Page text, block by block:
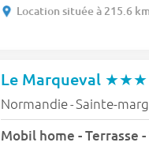
Location située à 215.6
Le Marqueval ★★★
Normandie-Sainte-
Mobil home - Terrasse